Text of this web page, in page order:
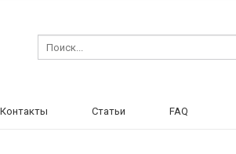
Контакты Статьи FAQ